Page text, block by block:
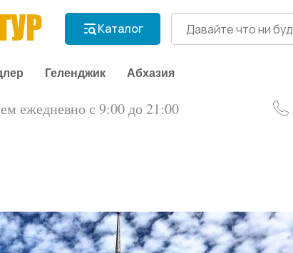
Каталог
Геленджик Абхазия
ежедневно с 9:00 до 21:00